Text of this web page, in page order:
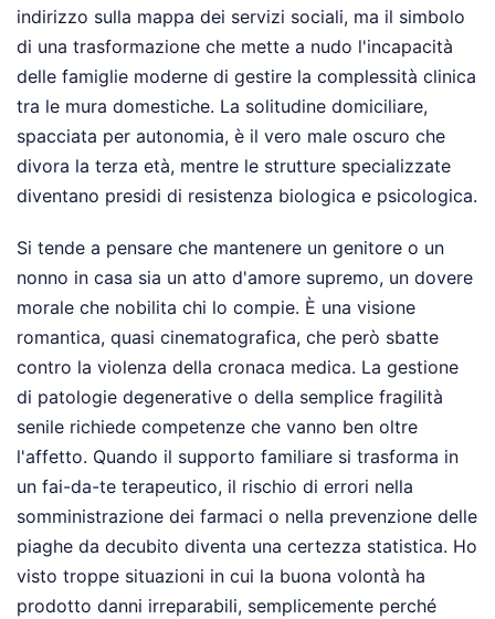
indirizzo sulla mappa dei servizi sociali, ma il simbolo
di una trasformazione che mette a nudo l'incapacità
delle famiglie moderne di gestire la complessità clinica
tra le mura domestiche. La solitudine domiciliare,
spacciata per autonomia, è il vero male oscuro che
divora la terza età, mentre le strutture specializzate
diventano presidi di resistenza biologica e psicologica.
Si tende a pensare che mantenere un genitore o un
nonno in casa sia un atto d'amore supremo, un dovere
morale che nobilita chi lo compie. È una visione
romantica, quasi cinematografica, che però sbatte
contro la violenza della cronaca medica. La gestione
di patologie degenerative o della semplice fragilità
senile richiede competenze che vanno ben oltre
l'affetto. Quando il supporto familiare si trasforma in
un fai-da-te terapeutico, il rischio di errori nella
somministrazione dei farmaci o nella prevenzione delle
piaghe da decubito diventa una certezza statistica. Ho
visto troppe situazioni in cui la buona volontà ha
prodotto danni irreparabili, semplicemente perché